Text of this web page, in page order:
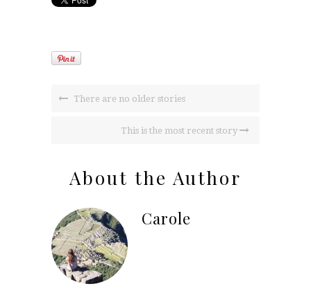
There are no older stories
This is the most recent story
About the Author
Carole